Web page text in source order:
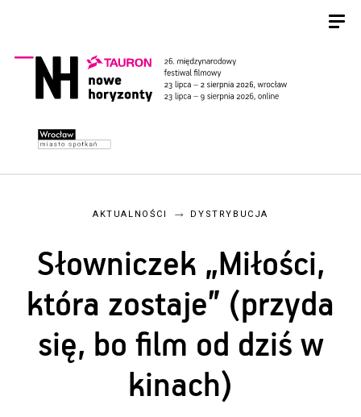
AKTUALNOŚCI DYSTRYBUCJA
Słowniczek „Miłości,
która zostaje” (przyda
się, bo film od dziś w
kinach)